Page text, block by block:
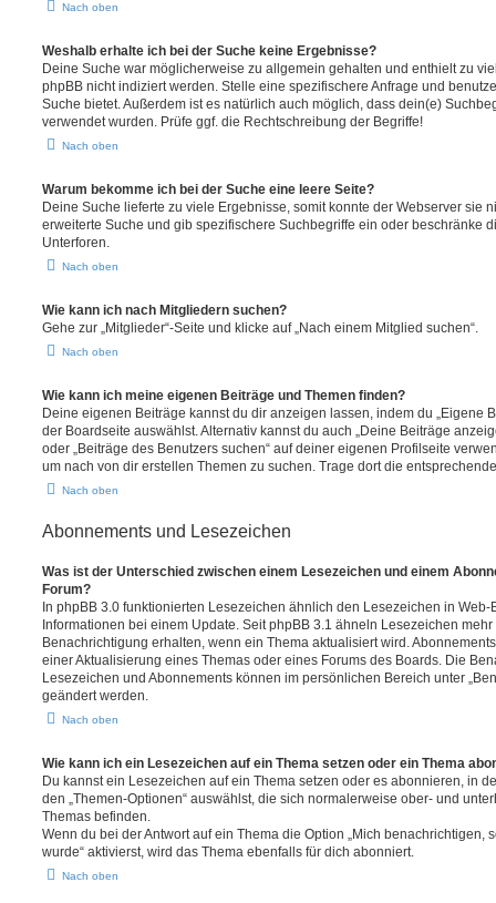
Nach oben
Weshalb erhalte ich bei der Suche keine Ergebnisse?
Deine Suche war möglicherweise zu allgemein gehalten und enthielt zu
phpBB nicht indiziert werden. Stelle eine spezifischere Anfrage und
Suche bietet. Außerdem ist es natürlich auch möglich, dass dein(e)
verwendet wurden. Prüfe ggf. die Rechtschreibung der Begriffe!
Nach oben
Warum bekomme ich bei der Suche eine leere Seite?
Deine Suche lieferte zu viele Ergebnisse, somit konnte der Webserver sie
erweiterte Suche und gib spezifischere Suchbegriffe ein oder beschränke
Unterforen.
Nach oben
Wie kann ich nach Mitgliedern suchen?
Gehe zur „Mitglieder“-Seite und klicke auf „Nach einem Mitglied suchen“.
Nach oben
Wie kann ich meine eigenen Beiträge und Themen finden?
Deine eigenen Beiträge kannst du dir anzeigen lassen, indem du „Eigene
der Boardseite auswählst. Alternativ kannst du auch „Deine Beiträge
oder „Beiträge des Benutzers suchen“ auf deiner eigenen Profilseite
um nach von dir erstellen Themen zu suchen. Trage dort die
Nach oben
Abonnements und Lesezeichen
Was ist der Unterschied zwischen einem Lesezeichen und einem
Forum?
In phpBB 3.0 funktionierten Lesezeichen ähnlich den Lesezeichen in
Informationen bei einem Update. Seit phpBB 3.1 ähneln Lesezeichen
Benachrichtigung erhalten, wenn ein Thema aktualisiert wird.
einer Aktualisierung eines Themas oder eines Forums des Boards. Die
Lesezeichen und Abonnements können im persönlichen Bereich unter
geändert werden.
Nach oben
Wie kann ich ein Lesezeichen auf ein Thema setzen oder ein Thema
Du kannst ein Lesezeichen auf ein Thema setzen oder es abonnieren, in
den „Themen-Optionen“ auswählst, die sich normalerweise ober- und
Themas befinden.
Wenn du bei der Antwort auf ein Thema die Option „Mich benachrichtigen,
wurde“ aktivierst, wird das Thema ebenfalls für dich abonniert.
Nach oben